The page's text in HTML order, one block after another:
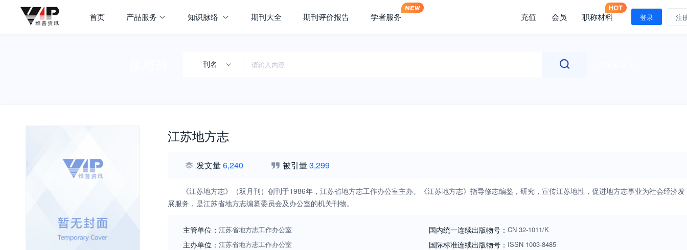
首页 产品服务 知识脉络 期刊大全 期刊评价报告 学者服务 充值 会员 职称材料 登录 注
刊名
江苏地方志
发文量6,240 被引量3,299
《江苏地方志》（双月刊）创刊于1986年，江苏省地方志工作办公室主办。《江苏地方志》指导修志编鉴，研究，宣传江苏地性，促进地方志事业为社会经济发
展服务，是江苏省地方志编纂委员会及办公室的机关刊物。
主管单位： 江苏省地方志工作办公室
主办单位： 江苏省地方志工作办公室
国内统一连续出版物号： CN 32-1011/K
国际标准连续出版物号 ： ISSN 1003-8485